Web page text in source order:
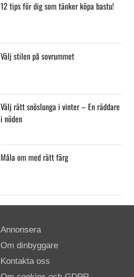
12 tips för dig som tänker köpa bastu!
Välj stilen på sovrummet
Välj rätt snöslunga i vinter – En räddare
i nöden
Måla om med rätt färg
Annonsera
Om dinbyggare
Kontakta oss